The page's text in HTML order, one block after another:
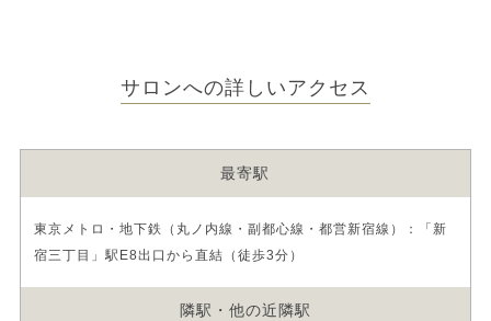
サロンへの詳しいアクセス
最寄駅
東京メトロ・地下鉄（丸ノ内線・副都心線・都営新宿線）：「新
宿三丁目」駅E8出口から直結（徒歩3分）
隣駅・他の近隣駅